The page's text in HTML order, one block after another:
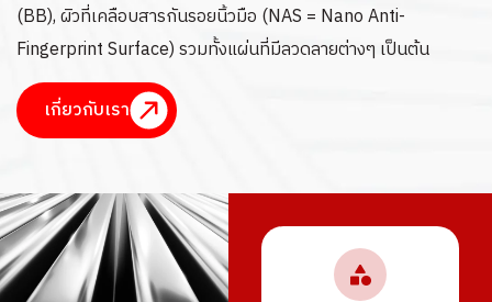
(BB), ผิวที่เคลือบสารกันรอยนิ้วมือ (NAS = Nano Anti-
Fingerprint Surface) รวมทั้งแผ่นที่มีลวดลายต่างๆ เป็นต้น
เกี่ยวกับเรา